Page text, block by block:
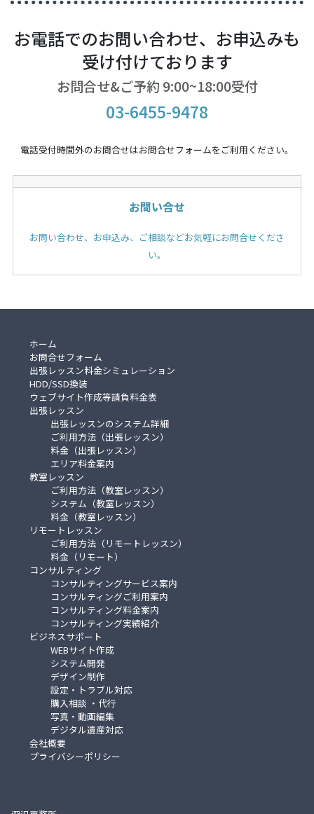
お電話でのお問い合わせ、お申込みも
受け付けております
お問合せ&ご予約 9:00~18:00受付
03-6455-9478
電話受付時間外のお問合せはお問合せフォームをご利用ください。
お問い合せ
お問い合わせ、お申込み、ご相談などお気軽にお問合せくださ
い。
ホーム
お問合せフォーム
出張レッスン料金シミュレーション
HDD/SSD換装
ウェブサイト作成等請負料金表
出張レッスン
出張レッスンのシステム詳細
ご利用方法（出張レッスン）
料金（出張レッスン）
エリア料金案内
教室レッスン
ご利用方法（教室レッスン）
システム（教室レッスン）
料金（教室レッスン）
リモートレッスン
ご利用方法（リモートレッスン）
料金（リモート）
コンサルティング
コンサルティングサービス案内
コンサルティングご利用案内
コンサルティング料金案内
コンサルティング実績紹介
ビジネスサポート
WEBサイト作成
システム開発
デザイン制作
設定・トラブル対応
購入相談 ・代行
写真・動画編集
デジタル遺産対応
会社概要
プライバシーポリシー